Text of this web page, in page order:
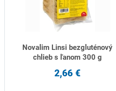
Novalim Linsi bezgluténový
chlieb s ľanom 300 g
2,66 €